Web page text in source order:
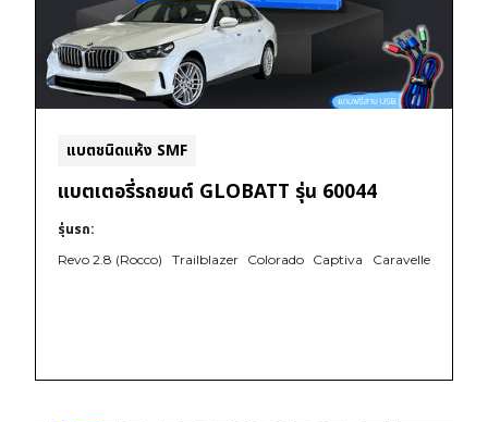
แบตชนิดแห้ง SMF
แบตเตอรี่รถยนต์ GLOBATT รุ่น 60044
รุ่นรถ:
Revo 2.8 (Rocco) Trailblazer Colorado Captiva Caravelle